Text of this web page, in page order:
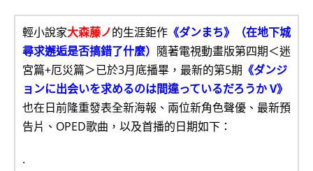
輕小說家大森藤ノ的生涯鉅作 《ダンまち》（在地下城
尋求邂逅是否搞錯了什麼） 隨著電視動畫版第四期＜迷
宮篇+厄災篇＞已於3月底播畢，最新的第5期 《ダンジ
ョンに出会いを求めるのは間違っているだろうか V》
也在日前隆重發表全新海報、兩位新角色聲優、最新預
告片、OPED歌曲，以及首播的日期如下：
.